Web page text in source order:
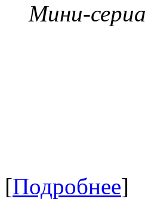
Мини-
[Подробнее]